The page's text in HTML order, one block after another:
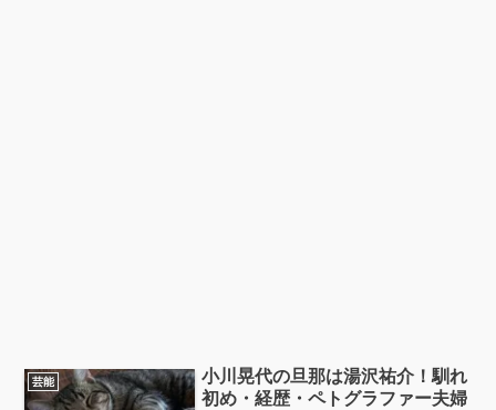
芸能
小川晃代の旦那は湯沢祐介！馴れ
初め・経歴・ペトグラファー夫婦